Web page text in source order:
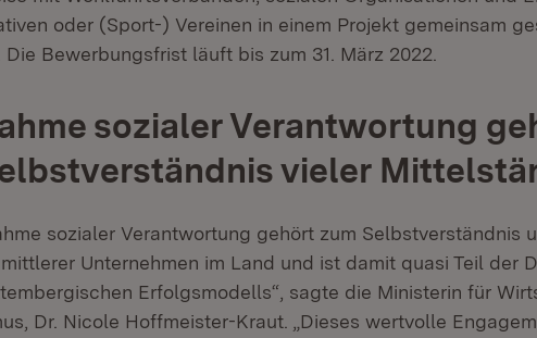
oder (Sport-) Vereinen in einem Projekt gemeinsam
Die Bewerbungsfrist läuft bis zum 31. März 2022.
sozialer Verantwortung
vieler
sozialer Verantwortung gehört zum Selbstverständnis
Unternehmen im Land und ist damit quasi Teil der
Erfolgsmodells“, sagte die Ministerin für
Dr. Nicole Hoffmeister-Kraut. „Dieses wertvolle